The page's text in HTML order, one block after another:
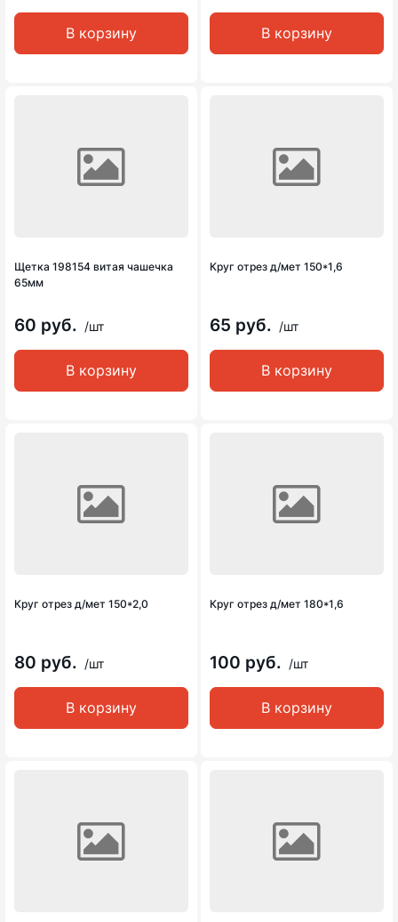
В корзину В корзину
Щетка 198154 витая чашечка
65мм
60 руб. /шт
В корзину
Круг отрез д/мет 150*1,6
65 руб. /шт
В корзину
Круг отрез д/мет 150*2,0
80 руб. /шт
В корзину
Круг отрез д/мет 180*1,6
100 руб. /шт
В корзину